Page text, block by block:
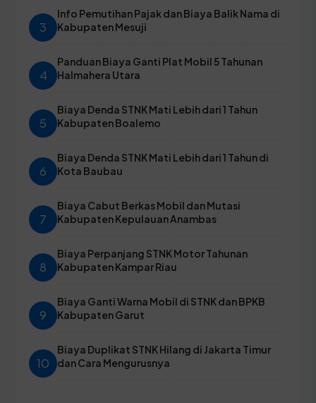
3
Info Pemutihan Pajak dan Biaya Balik Nama di
Kabupaten Mesuji
4
Panduan Biaya Ganti Plat Mobil 5 Tahunan
Halmahera Utara
5
Biaya Denda STNK Mati Lebih dari 1 Tahun
Kabupaten Boalemo
6
Biaya Denda STNK Mati Lebih dari 1 Tahun di
Kota Baubau
7
Biaya Cabut Berkas Mobil dan Mutasi
Kabupaten Kepulauan Anambas
8
Biaya Perpanjang STNK Motor Tahunan
Kabupaten Kampar Riau
9
Biaya Ganti Warna Mobil di STNK dan BPKB
Kabupaten Garut
10
Biaya Duplikat STNK Hilang di Jakarta Timur
dan Cara Mengurusnya